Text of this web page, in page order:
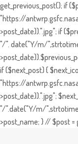
get_previous_post(); if
"https://
>post_date)).".jpg"; if
"/". date("Y/m/
if ($next_post) {
"https://
>post_date)).".jpg";
"/".date("Y/m/
>post_name; } // $post =